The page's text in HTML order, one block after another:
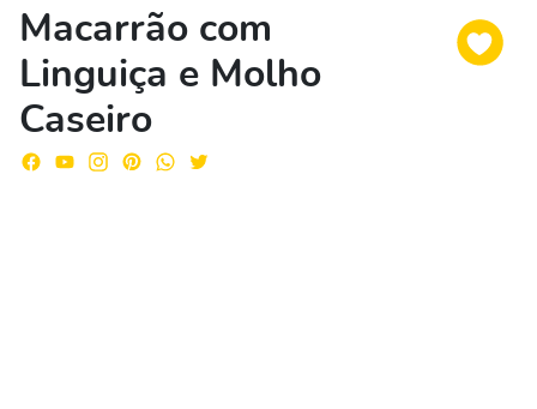
Macarrão com
Linguiça e Molho
Caseiro
Em uma panela grande, em fogo